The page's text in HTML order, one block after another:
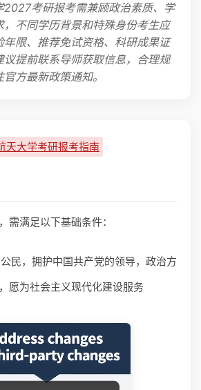
2027考研报考需兼顾政治素质、学
，不同学历背景和特殊身份考生应
年限、推荐免试资格、科研成果证
议提前联系导师获取信息，合理规
方最新政策通知。
天大学考研报考指南
需满足以下基础条件：
民，拥护中国共产党的领导，政治方
愿为社会主义现代化建设服务